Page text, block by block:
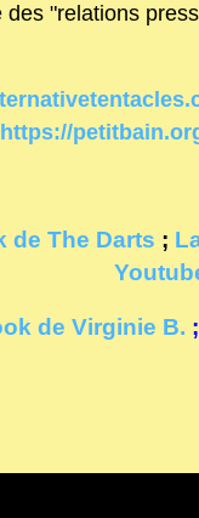
"relations
https://
de The Darts ;
de Virginie B.